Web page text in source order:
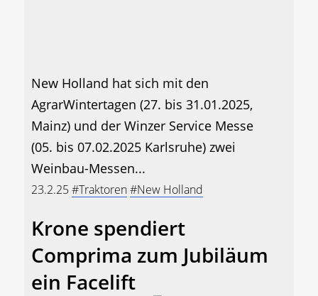
New Holland hat sich mit den
AgrarWintertagen (27. bis 31.01.2025,
Mainz) und der Winzer Service Messe
(05. bis 07.02.2025 Karlsruhe) zwei
Weinbau-Messen...
23.2.25#Traktoren#New Holland
Krone spendiert
Comprima zum Jubiläum
ein Facelift